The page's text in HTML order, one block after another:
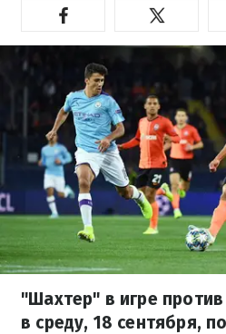
"Шахтер" в игре
в среду, 18 сентября,